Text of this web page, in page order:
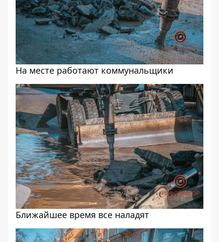
На месте работают коммунальщики
Ближайшее время все наладят